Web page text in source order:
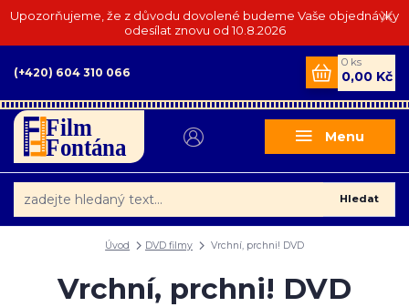
Upozorňujeme, že z důvodu dovolené budeme Vaše objednávky
odesílat znovu od 10.8.2026
Menu
Hledat
(+420) 604 310 066
0 ks
0,00 Kč
Úvod DVD filmy Vrchní, prchni! DVD
Vrchní, prchni! DVD